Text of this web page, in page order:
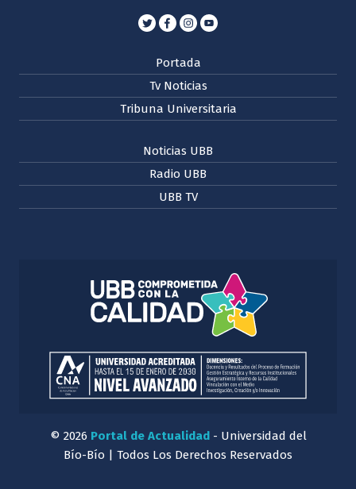
Portada
Tv Noticias
Tribuna Universitaria
Noticias UBB
Radio UBB
UBB TV
© 2026 Portal de Actualidad- Universidad del
Bío-Bío | Todos Los Derechos Reservados